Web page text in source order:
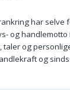
har selve
og handlemotto
og
og